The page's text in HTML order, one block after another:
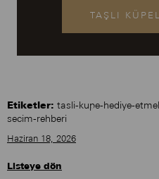
TAŞLI
Etiketler: tasli-kupe-hediye-
secim-rehberi
Haziran 18, 2026
Listeye dön